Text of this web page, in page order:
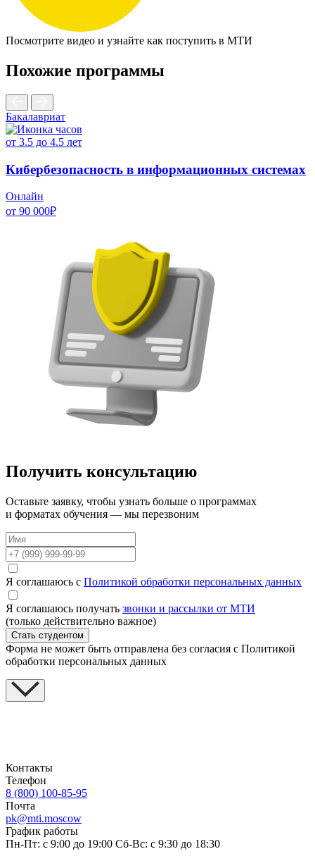
Посмотрите видео и узнайте как поступить в МТИ
Похожие программы
Бакалавриат
от 3.5 до 4.5 лет
Кибербезопасность в информационных системах
Онлайн
от 90 000₽
Получить консультацию
Оставьте заявку, чтобы узнать больше о программах
и форматах обучения — мы перезвоним
Я соглашаюсь с Политикой обработки персональных данных
Я соглашаюсь получать звонки и рассылки от МТИ
(только действительно важное)
Стать студентом
Форма не может быть отправлена без согласия с Политикой
обработки персональных данных
Контакты
Телефон
8 (800) 100-85-95
Почта
pk@mti.moscow
График работы
Пн-Пт: с 9:00 до 19:00 Сб-Вс: с 9:30 до 18:30